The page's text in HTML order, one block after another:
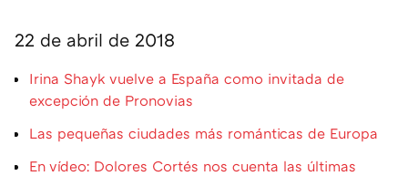
22 de abril de 2018
Irina Shayk vuelve a España como invitada de
excepción de Pronovias
Las pequeñas ciudades más románticas de Europa
En vídeo: Dolores Cortés nos cuenta las últimas